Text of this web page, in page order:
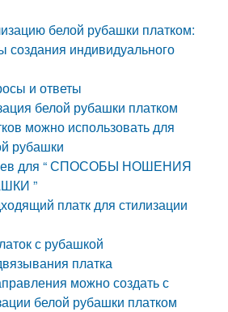
белой рубашки платком:
создания индивидуального
и ответы
белой рубашки платком
можно использовать для
рубашки
для “ СПОСОБЫ НОШЕНИЯ
”
платк для стилизации
с рубашкой
платка
можно создать с
белой рубашки платком